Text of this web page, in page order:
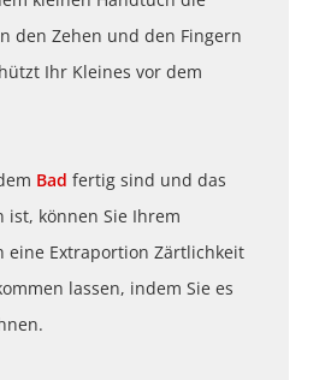
den Zehen und den Fingern
Ihr Kleines vor dem
Bad fertig sind und das
ist, können Sie Ihrem
eine Extraportion Zärtlichkeit
lassen, indem Sie es